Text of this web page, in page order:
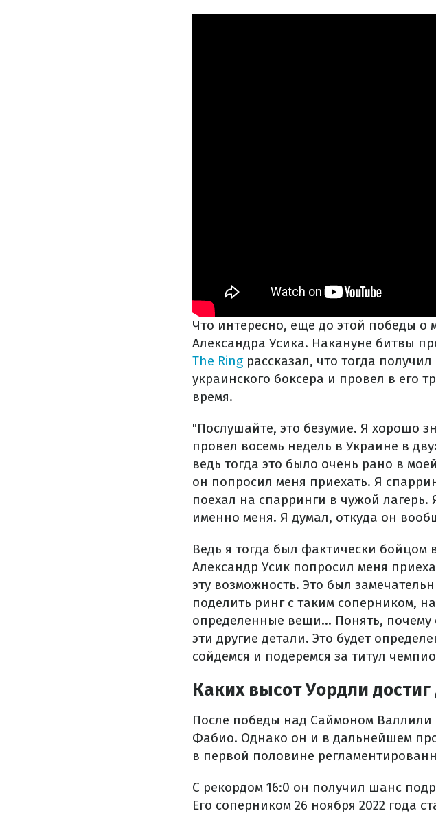
Что интересно, еще до этой победы о
Александра Усика. Накануне битвы
The Ringрассказал, что тогда
украинского боксера и провел в его
время.
"Послушайте, это безумие. Я хорошо
провел восемь недель в Украине в
ведь тогда это было очень рано в
он попросил меня приехать. Я
поехал на спарринги в чужой
именно меня. Я думал, откуда он
Ведь я тогда был фактически бойцом
Александр Усик попросил меня
эту возможность. Это был
поделить ринг с таким соперником,
определенные вещи... Понять, почему
эти другие детали. Это будет
сойдемся и подеремся за титул
Каких высот Уордли
После победы над Саймоном Валлили
Фабио. Однако он и в дальнейшем
в первой половине
С рекордом 16:0 он получил шанс
Его соперником 26 ноября 2022 года